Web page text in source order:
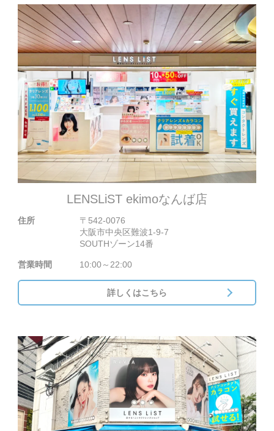
LENSLiST ekimoなんば店
住所
〒542-0076
大阪市中央区難波1-9-7
SOUTHゾーン14番
営業時間 10:00～22:00
詳しくはこちら